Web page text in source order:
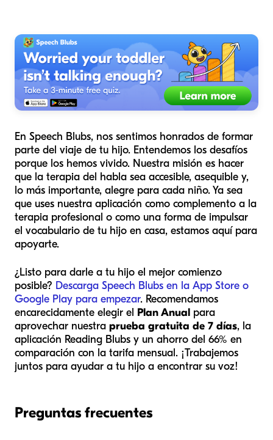
En Speech Blubs, nos sentimos honrados de formar
parte del viaje de tu hijo. Entendemos los desafíos
porque los hemos vivido. Nuestra misión es hacer
que la terapia del habla sea accesible, asequible y,
lo más importante, alegre para cada niño. Ya sea
que uses nuestra aplicación como complemento a la
terapia profesional o como una forma de impulsar
el vocabulario de tu hijo en casa, estamos aquí para
apoyarte.
¿Listo para darle a tu hijo el mejor comienzo
posible? Descarga Speech Blubs en la App Store o
Google Play para empezar. Recomendamos
encarecidamente elegir el Plan Anual para
aprovechar nuestra prueba gratuita de 7 días, la
aplicación Reading Blubs y un ahorro del 66% en
comparación con la tarifa mensual. ¡Trabajemos
juntos para ayudar a tu hijo a encontrar su voz!
Preguntas frecuentes